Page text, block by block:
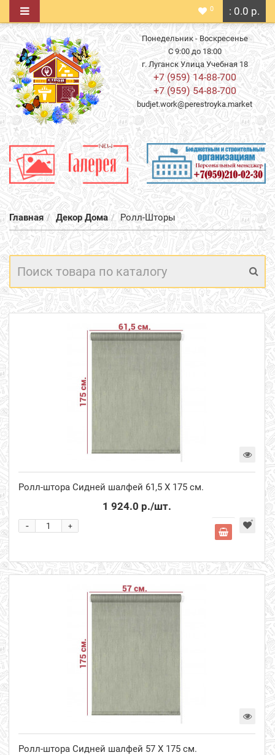
: 0.0 р.
0
Понедельник - Воскресенье
С 9:00 до 18:00
г. Луганск Улица Учебная 18
+7 (959) 14-88-700
+7 (959) 54-88-700
budjet.work@perestroyka.market
Главная Декор Дома Ролл-Шторы
Ролл-штора Сидней шалфей 61,5 Х 175 см.
1 924.0 р./шт.
+
-
Ролл-штора Сидней шалфей 57 Х 175 см.